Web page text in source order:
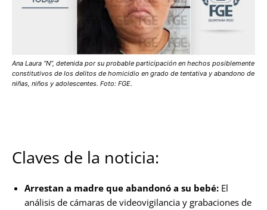
Ana Laura “N”, detenida por su probable participación en hechos posiblemente
constitutivos de los delitos de homicidio en grado de tentativa y abandono de
niñas, niños y adolescentes. Foto: FGE.
Claves de la noticia:
Arrestan a madre que abandonó a su bebé: El
análisis de cámaras de videovigilancia y grabaciones de